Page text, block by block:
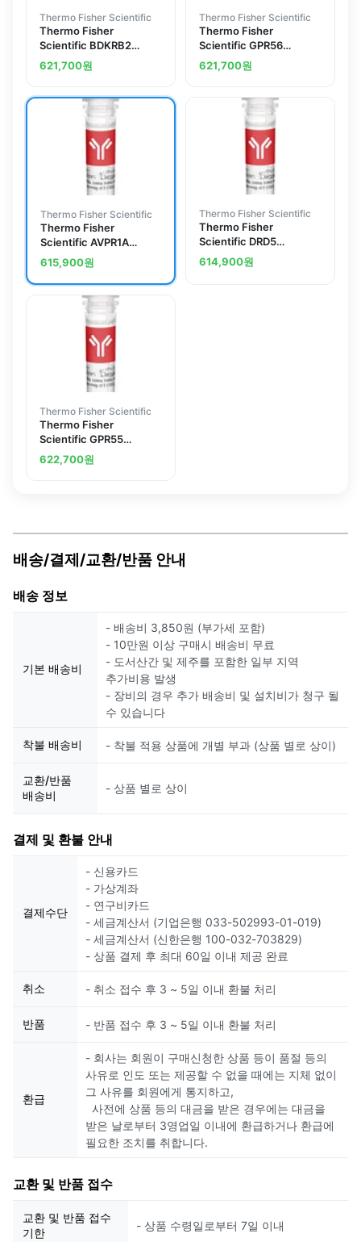
Thermo Fisher Scientific
Thermo Fisher
Scientific BDKRB2
Polyclonal Antibody
621,700원
Thermo Fisher Scientific
Thermo Fisher
Scientific GPR56
Polyclonal Antibody
621,700원
Thermo Fisher Scientific
Thermo Fisher
Scientific AVPR1A
Polyclonal Antibody
615,900원
Thermo Fisher Scientific
Thermo Fisher
Scientific DRD5
Polyclonal Antibody
614,900원
Thermo Fisher Scientific
Thermo Fisher
Scientific GPR55
Polyclonal Antibody
622,700원
배송/결제/교환/반품 안내
배송 정보
기본 배송비
- 배송비 3,850원 (부가세 포함)
- 10만원 이상 구매시 배송비 무료
- 도서산간 및 제주를 포함한 일부 지역
추가비용 발생
- 장비의 경우 추가 배송비 및 설치비가 청구 될
수 있습니다
착불 배송비 - 착불 적용 상품에 개별 부과 (상품 별로 상이)
교환/반품
배송비
- 상품 별로 상이
결제 및 환불 안내
결제수단
- 신용카드
- 가상계좌
- 연구비카드
- 세금계산서 (기업은행 033-502993-01-019)
- 세금계산서 (신한은행 100-032-703829)
- 상품 결제 후 최대 60일 이내 제공 완료
취소 - 취소 접수 후 3 ~ 5일 이내 환불 처리
반품 - 반품 접수 후 3 ~ 5일 이내 환불 처리
환급
- 회사는 회원이 구매신청한 상품 등이 품절 등의
사유로 인도 또는 제공할 수 없을 때에는 지체 없이
그 사유를 회원에게 통지하고,
사전에 상품 등의 대금을 받은 경우에는 대금을
받은 날로부터 3영업일 이내에 환급하거나 환급에
필요한 조치를 취합니다.
교환 및 반품 접수
교환 및 반품 접수
기한
- 상품 수령일로부터 7일 이내